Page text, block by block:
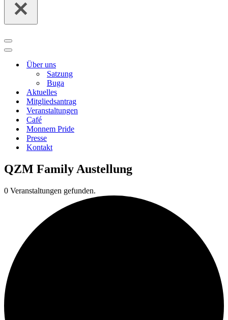
Navigations-
Menü
Navigations-
Über uns
Satzung
Buga
Aktuelles
Mitgliedsantrag
Veranstaltungen
Café
Monnem Pride
Presse
Kontakt
QZM Family Austellung
0 Veranstaltungen gefunden.